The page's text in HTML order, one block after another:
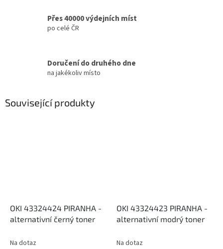
Přes 40000 výdejních míst
po celé ČR
Doručení do druhého dne
na jakékoliv místo
Související produkty
OKI 43324424 PIRANHA -
alternativní černý toner
Na dotaz
OKI 43324423 PIRANHA -
alternativní modrý toner
Na dotaz